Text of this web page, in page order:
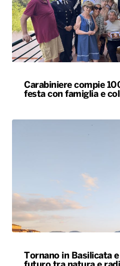
Carabiniere compie
festa con famiglia e
Tornano in Basilicata